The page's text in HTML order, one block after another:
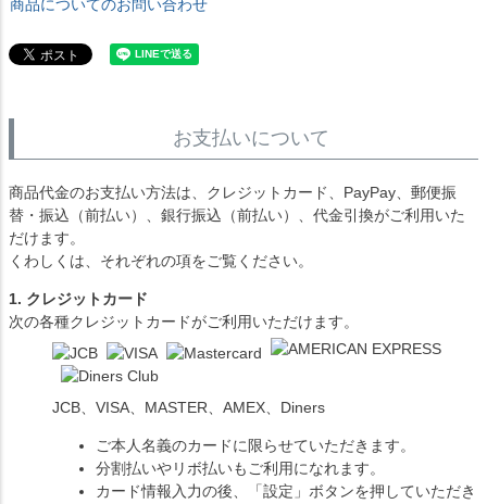
商品についてのお問い合わせ
お支払いについて
商品代金のお支払い方法は、クレジットカード、PayPay、郵便振
替・振込（前払い）、銀行振込（前払い）、代金引換がご利用いた
だけます。
くわしくは、それぞれの項をご覧ください。
1. クレジットカード
次の各種クレジットカードがご利用いただけます。
JCB、VISA、MASTER、AMEX、Diners
ご本人名義のカードに限らせていただきます。
分割払いやリボ払いもご利用になれます。
カード情報入力の後、「設定」ボタンを押していただき